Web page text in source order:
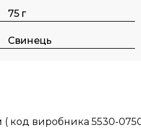
75 г
Свинець
( код виробника 5530-